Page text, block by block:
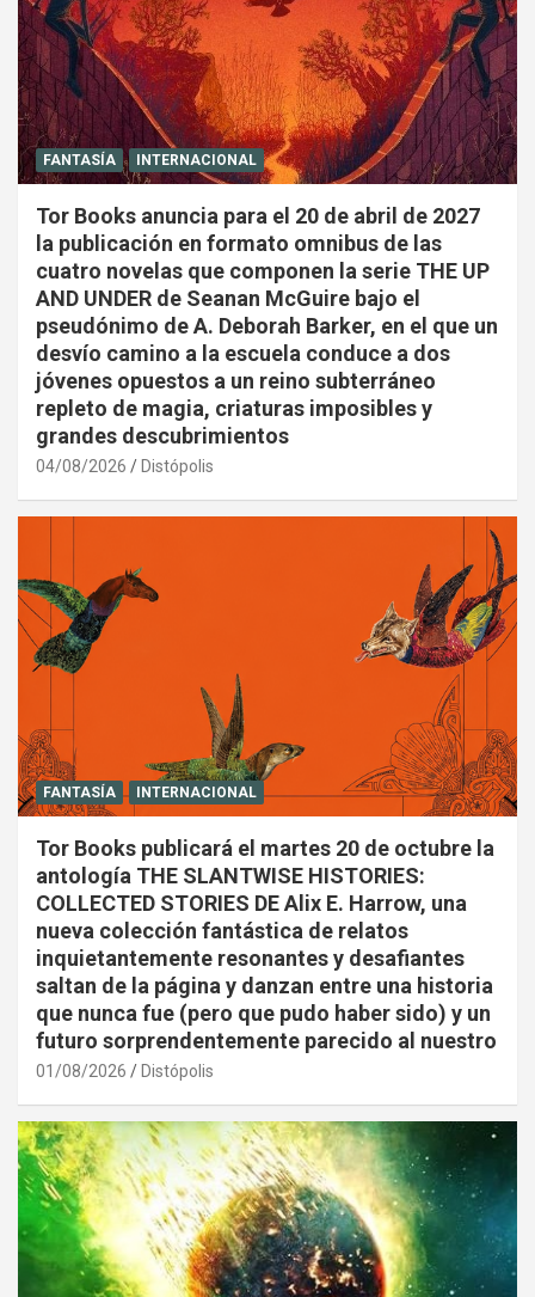
FANTASÍA INTERNACIONAL
Tor Books anuncia para el 20 de abril de 2027
la publicación en formato omnibus de las
cuatro novelas que componen la serie THE UP
AND UNDER de Seanan McGuire bajo el
pseudónimo de A. Deborah Barker, en el que un
desvío camino a la escuela conduce a dos
jóvenes opuestos a un reino subterráneo
repleto de magia, criaturas imposibles y
grandes descubrimientos
04/08/2026 Distópolis
FANTASÍA INTERNACIONAL
Tor Books publicará el martes 20 de octubre la
antología THE SLANTWISE HISTORIES:
COLLECTED STORIES DE Alix E. Harrow, una
nueva colección fantástica de relatos
inquietantemente resonantes y desafiantes
saltan de la página y danzan entre una historia
que nunca fue (pero que pudo haber sido) y un
futuro sorprendentemente parecido al nuestro
01/08/2026 Distópolis